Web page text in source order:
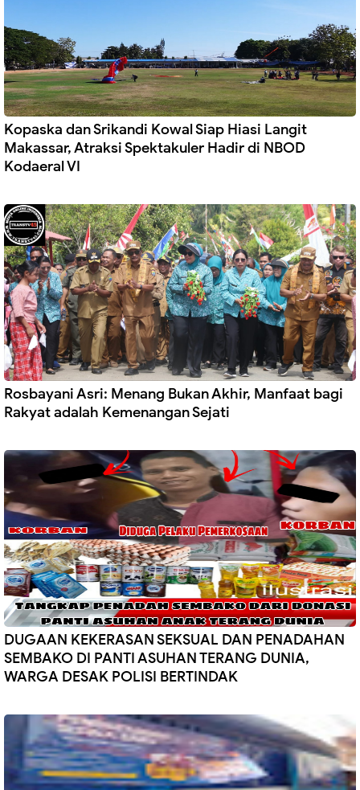
Kopaska dan Srikandi Kowal Siap Hiasi Langit
Makassar, Atraksi Spektakuler Hadir di NBOD
Kodaeral VI
Rosbayani Asri: Menang Bukan Akhir, Manfaat bagi
Rakyat adalah Kemenangan Sejati
DUGAAN KEKERASAN SEKSUAL DAN PENADAHAN
SEMBAKO DI PANTI ASUHAN TERANG DUNIA,
WARGA DESAK POLISI BERTINDAK